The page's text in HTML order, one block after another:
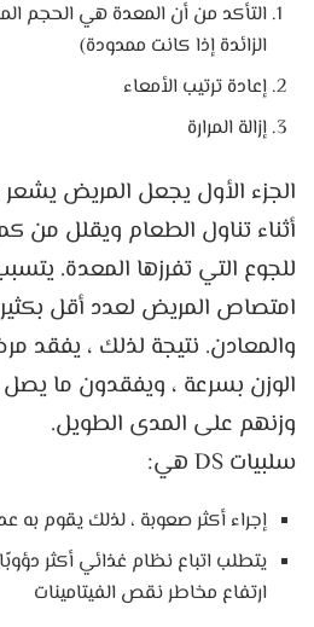
التأكد من أن المعدة هي الحجم
الزائدة إذا كانت ممدودة)
إعادة ترتيب الأمعاء
إزالة المرارة
الجزء الأول يجعل المريض
أثناء تناول الطعام ويقلل من
امتصاص المريض لعدد أقل بكثير
وزنهم على المدى الطويل.
سلبيات DS هي:
إجراء أكثر صعوبة ، لذلك يقوم به
يتطلب اتباع نظام غذائي أكثر
ارتفاع مخاطر نقص الفيتامينات